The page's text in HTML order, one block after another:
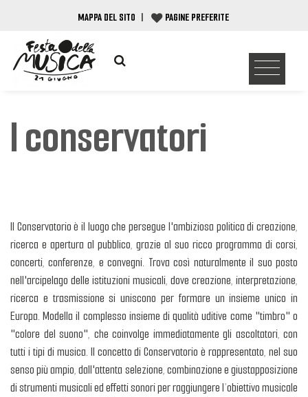
MAPPA DEL SITO | PAGINE PREFERITE
I conservatori
Il Conservatorio è il luogo che persegue l'ambiziosa politica di creazione,
ricerca e apertura al pubblico, grazie al suo ricco programma di corsi,
concerti, conferenze, e convegni. Trova così naturalmente il suo posto
nell'arcipelago delle istituzioni musicali, dove creazione, interpretazione,
ricerca e trasmissione si uniscono per formare un insieme unico in
Europa. Modella il complesso insieme di qualità uditive come "timbro" o
"colore del suono", che coinvolge immediatamente gli ascoltatori, con
tutti i tipi di musica. Il concetto di Conservatorio è rappresentato, nel suo
senso più ampio, dall'attenta selezione, combinazione e giustapposizione
di strumenti musicali ed effetti sonori per raggiungere l’obiettivo musicale